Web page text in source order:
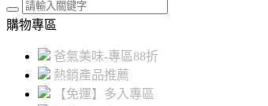
購物專區
爸氣美味-專區88折
熱銷產品推薦
【免運】多入專區